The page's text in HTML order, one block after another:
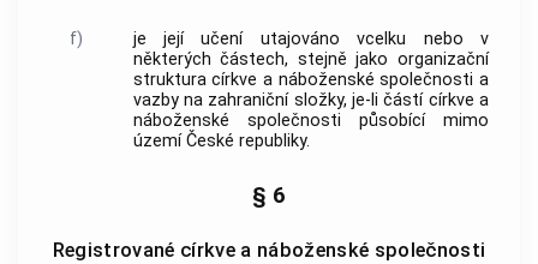
f)
je její učení utajováno vcelku nebo v
některých částech, stejně jako organizační
strukturacírkve a náboženské společnosti a
vazby na zahraniční složky, je-li částí církve a
náboženské společnosti působící mimo
území České republiky.
§ 6
Registrované církve a náboženské společnosti